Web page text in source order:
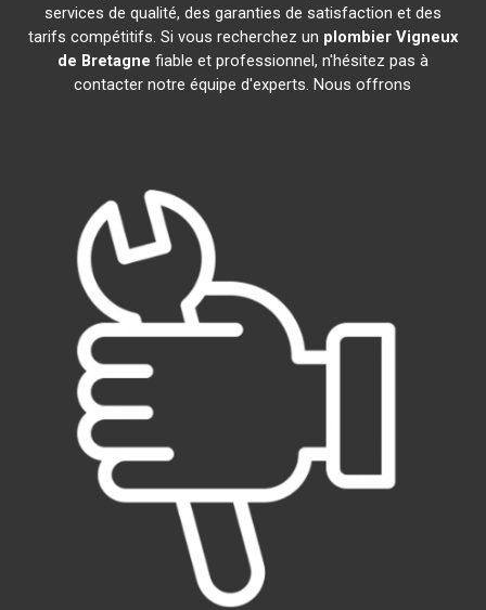
services de qualité, des garanties de satisfaction et des
tarifs compétitifs. Si vous recherchez un plombier Vigneux
de Bretagne fiable et professionnel, n'hésitez pas à
contacter notre équipe d'experts. Nous offrons